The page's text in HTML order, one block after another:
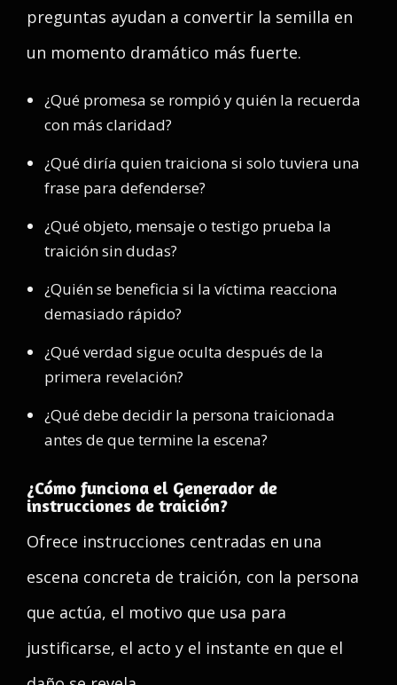
preguntas ayudan a convertir la semilla en
un momento dramático más fuerte.
¿Qué promesa se rompió y quién la recuerda
con más claridad?
¿Qué diría quien traiciona si solo tuviera una
frase para defenderse?
¿Qué objeto, mensaje o testigo prueba la
traición sin dudas?
¿Quién se beneficia si la víctima reacciona
demasiado rápido?
¿Qué verdad sigue oculta después de la
primera revelación?
¿Qué debe decidir la persona traicionada
antes de que termine la escena?
¿Cómo funciona el Generador de
instrucciones de traición?
Ofrece instrucciones centradas en una
escena concreta de traición, con la persona
que actúa, el motivo que usa para
justificarse, el acto y el instante en que el